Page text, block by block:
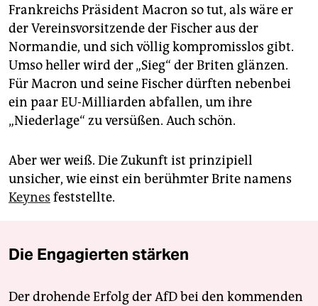
Frankreichs Präsident Macron so tut, als wäre er
der Vereinsvorsitzende der Fischer aus der
Normandie, und sich völlig kompromisslos gibt.
Umso heller wird der „Sieg“ der Briten glänzen.
Für Macron und seine Fischer dürften nebenbei
ein paar EU-Milliarden abfallen, um ihre
„Niederlage“ zu versüßen. Auch schön.
Aber wer weiß. Die Zukunft ist prinzipiell
unsicher, wie einst ein berühmter Brite namens
Keynes feststellte.
Die Engagierten stärken
Der drohende Erfolg der AfD bei den kommenden